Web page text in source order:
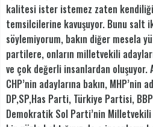
kalitesi ister istemez zaten
temsilcilerine kavuşuyor. Bunu salt
söylemiyorum, bakın diğer mesela
partilere, onların milletvekili
ve çok değerli insanlardan
CHP’nin adaylarına bakın, MHP’nin
DP,SP,Has Parti, Türkiye Partisi,
Demokratik Sol Parti’nin Milletvekili